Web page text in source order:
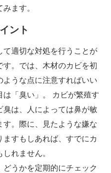
ます。
ント
て適切な対処を行うことが
。では、木材のカビを初
うな点に注意すればいい
「臭い」。 カビが繁殖す
臭は、人によっては鼻が敏
。際に、見たような嫌な
すもしあれば、すでにカ
れません。
うかを定期的にチェック